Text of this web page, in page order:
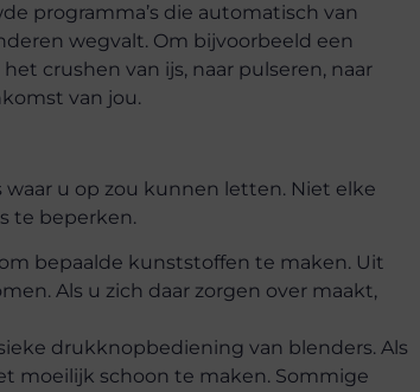
programma’s die automatisch van
wegvalt. Om bijvoorbeeld een
crushen van ijs, naar pulseren, naar
van jou.
u op zou kunnen letten. Niet elke
te beperken.
bepaalde kunststoffen te maken. Uit
Als u zich daar zorgen over maakt,
drukknopbediening van blenders. Als
moeilijk schoon te maken. Sommige